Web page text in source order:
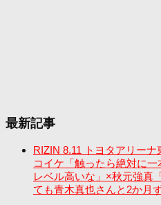
最新記事
RIZIN 8.11 トヨタアリーナ
コイケ「触ったら絶対に
レベル高いな」×秋元強真
ても青木真也さんと2か月